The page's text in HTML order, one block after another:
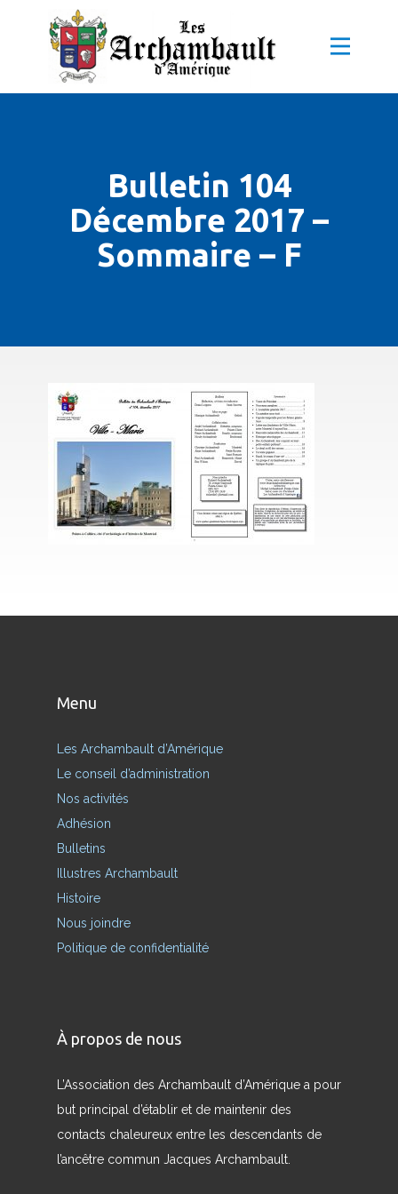
Bulletin 104
Décembre 2017 –
Sommaire – F
Menu
Les Archambault d’Amérique
Le conseil d’administration
Nos activités
Adhésion
Bulletins
Illustres Archambault
Histoire
Nous joindre
Politique de confidentialité
À propos de nous
L’Association des Archambault d’Amérique a pour
but principal d’établir et de maintenir des
contacts chaleureux entre les descendants de
l’ancêtre commun Jacques Archambault.